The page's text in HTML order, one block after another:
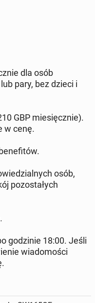
dla osób
pary, bez dzieci i
GBP miesięcznie).
w cenę.
osób,
pozostałych
godzinie 18:00. Jeśli
wiadomości